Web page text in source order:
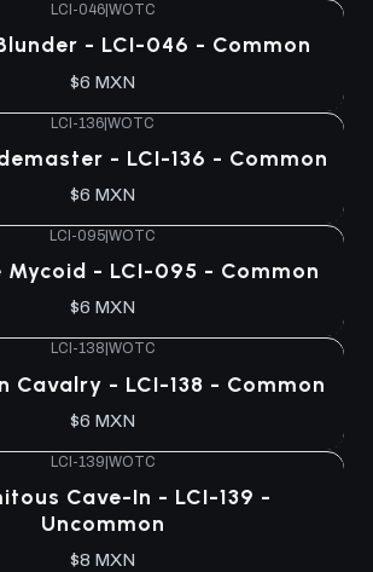
LCI-046| WOTC
- LCI-046 - Common
$6 MXN
LCI-136|WOTC
- LCI-136 - Common
$6 MXN
LCI-095 WOTC
Mycoid - LCI-095 - Common
$6 MXN
LCI-138 WOTC
Cavalry - LCI-138 - Common
$6 MXN
LCI-139|WOTC
Cave-In - LCI-139 -
Uncommon
$8 MXN